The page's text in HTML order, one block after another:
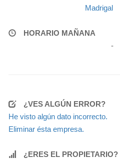
Madrigal
HORARIO MAÑANA
-
¿VES ALGÚN ERROR?
He visto algún dato incorrecto.
Eliminar ésta empresa.
¿ERES EL PROPIETARIO?